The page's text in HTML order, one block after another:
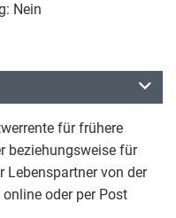
Nein
für frühere
beziehungsweise für
Lebenspartner von der
oder per Post